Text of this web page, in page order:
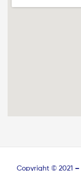
Copyright © 2021 –